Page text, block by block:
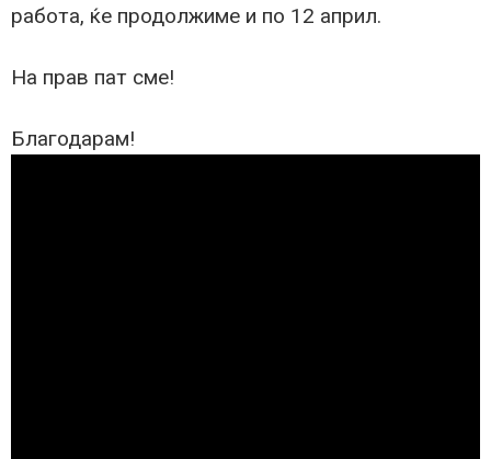
работа, ќе продолжиме и по 12 април.
На прав пат сме!
Благодарам!